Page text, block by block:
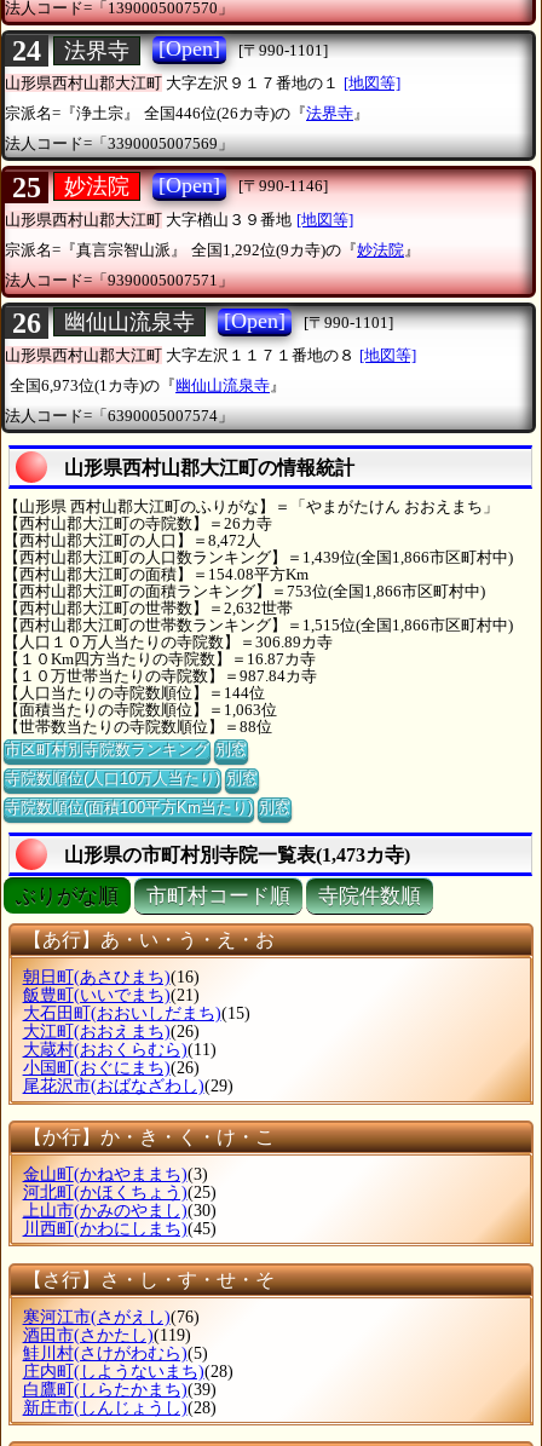
法人コード=「1390005007570」
24 法界寺 [Open]
[〒990-1101]
山形県西村山郡大江町 大字左沢９１７番地の１ [地図等]
宗派名=『浄土宗』
全国446位(26カ寺)の『法界寺』
法人コード=「3390005007569」
25 妙法院 [Open]
[〒990-1146]
山形県西村山郡大江町 大字楢山３９番地 [地図等]
宗派名=『真言宗智山派』
全国1,292位(9カ寺)の『妙法院 』
法人コード=「9390005007571」
26 幽仙山流泉寺 [Open]
[〒990-1101]
山形県西村山郡大江町 大字左沢１１７１番地の８ [地図等]
全国6,973位(1カ寺)の『幽仙山流泉寺 』
法人コード=「6390005007574」
山形県西村山郡大江町の情報統計
【山形県 西村山郡大江町のふりがな】＝「やまがたけん おおえまち」
【西村山郡大江町の寺院数】＝26カ寺
【西村山郡大江町の人口】＝8,472人
【西村山郡大江町の人口数ランキング】＝1,439位(全国1,866市区町村中)
【西村山郡大江町の面積】＝154.08平方Km
【西村山郡大江町の面積ランキング】＝753位(全国1,866市区町村中)
【西村山郡大江町の世帯数】＝2,632世帯
【西村山郡大江町の世帯数ランキング】＝1,515位(全国1,866市区町村中)
【人口１０万人当たりの寺院数】＝306.89カ寺
【１０Km四方当たりの寺院数】＝16.87カ寺
【１０万世帯当たりの寺院数】＝987.84カ寺
【人口当たりの寺院数順位】＝144位
【面積当たりの寺院数順位】＝1,063位
【世帯数当たりの寺院数順位】＝88位
市区町村別寺院数ランキング 別窓
寺院数順位(人口10万人当たり) 別窓
寺院数順位(面積100平方Km当たり) 別窓
山形県の市町村別寺院一覧表(1,473カ寺)
ぶりがな順 市町村コード順 寺院件数順
【あ行】あ・い・う・え・お
朝日町 (あさひまち)(16)
飯豊町 (いいでまち)(21)
大石田町 (おおいしだまち)(15)
大江町 (おおえまち)(26)
大蔵村(おおくらむら)(11)
小国町 (おぐにまち)(26)
尾花沢市(おばなざわし)(29)
【か行】か・き・く・け・こ
金山町 (かねやままち)(3)
河北町 (かほくちょう)(25)
上山市(かみのやまし)(30)
川西町 (かわにしまち)(45)
【さ行】さ・し・す・せ・そ
寒河江市(さがえし)(76)
酒田市(さかたし)(119)
鮭川村(さけがわむら)(5)
庄内町 (しようないまち)(28)
白鷹町 (しらたかまち)(39)
新庄市(しんじょうし)(28)